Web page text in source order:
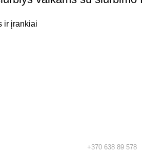
ir įrankiai
+370 638 89 578